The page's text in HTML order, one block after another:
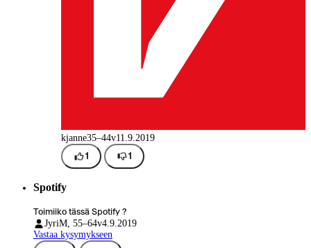
kjanne35–44v11.9.2019
1 1
Spotify
Toimiiko tässä Spotify ?
JyriM, 55–64v4.9.2019
Vastaa kysymykseen